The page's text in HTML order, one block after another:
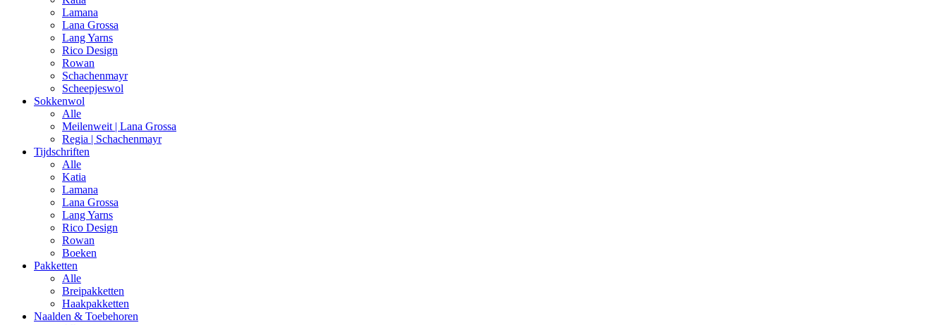
Lamana
Lana Grossa
Lang Yarns
Rico Design
Rowan
Schachenmayr
Scheepjeswol
Sokkenwol
Alle
Meilenweit | Lana Grossa
Regia | Schachenmayr
Tijdschriften
Alle
Katia
Lamana
Lana Grossa
Lang Yarns
Rico Design
Rowan
Boeken
Pakketten
Alle
Breipakketten
Haakpakketten
Naalden & Toebehoren